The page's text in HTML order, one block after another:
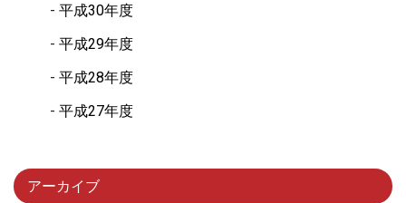
平成30年度
平成29年度
平成28年度
平成27年度
アーカイブ